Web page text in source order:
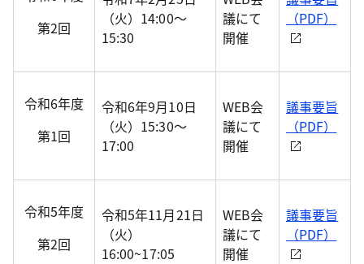
第2回
（火）14:00～
15:30
議にて
開催
（PDF）
令和6年度
第1回
令和6年9月10日
（火）15:30～
17:00
WEB会
議にて
開催
議事要旨
（PDF）
令和5年度
第2回
令和5年11月21日
（火）
16:00~17:05
WEB会
議にて
開催
議事要旨
（PDF）